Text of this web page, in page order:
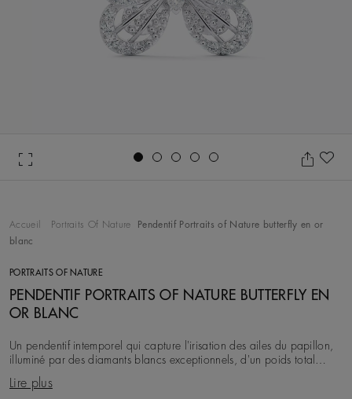
Accueil Portraits Of Nature
Pendentif Portraits of Nature butterfly en or
blanc
PORTRAITS OF NATURE
PENDENTIF PORTRAITS OF NATURE BUTTERFLY EN
OR BLANC
Un pendentif intemporel qui capture l'irisation des ailes du papillon,
illuminé par des diamants blancs exceptionnels, d'un poids total
d'environ 0,21 carats. Riche
Lire plus